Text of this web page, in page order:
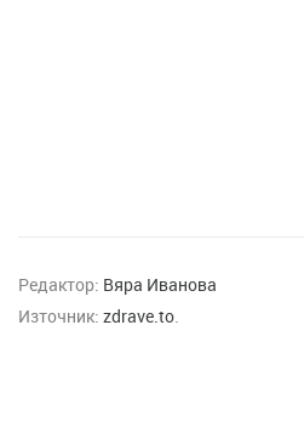
Редактор: Вяра Иванова
Източник: zdrave.to